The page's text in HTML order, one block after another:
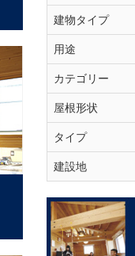
建物タイプ
用途
カテゴリー
屋根形状
タイプ
建設地